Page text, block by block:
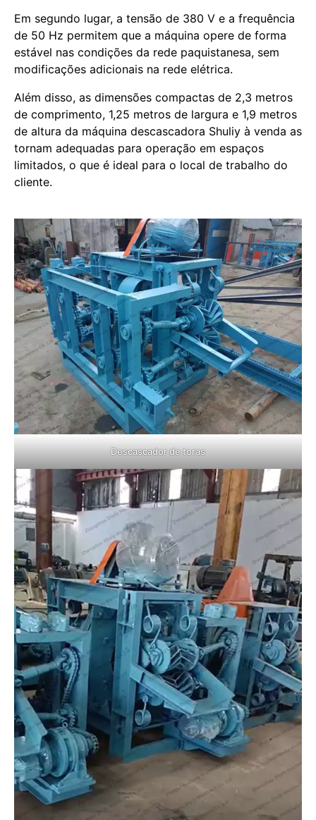
Em segundo lugar, a tensão de 380 V e a frequência
de 50 Hz permitem que a máquina opere de forma
estável nas condições da rede paquistanesa, sem
modificações adicionais na rede elétrica.
Além disso, as dimensões compactas de 2,3 metros
de comprimento, 1,25 metros de largura e 1,9 metros
de altura da máquina descascadora Shuliy à venda as
tornam adequadas para operação em espaços
limitados, o que é ideal para o local de trabalho do
cliente.
Descascador de toras